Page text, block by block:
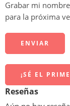
Grabar mi
para la próxima
¡SÉ EL
Reseñas